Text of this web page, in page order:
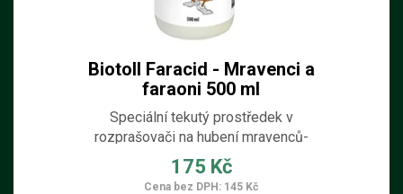
Biotoll Faracid - Mravenci a
faraoni 500 ml
Speciální tekutý prostředek v
rozprašovači na hubení mravenců-
faraonů, který působí se zpožďujícím
účinkem - zanášení přípravku do hnízda.
175 Kč
Cena bez DPH: 145 Kč